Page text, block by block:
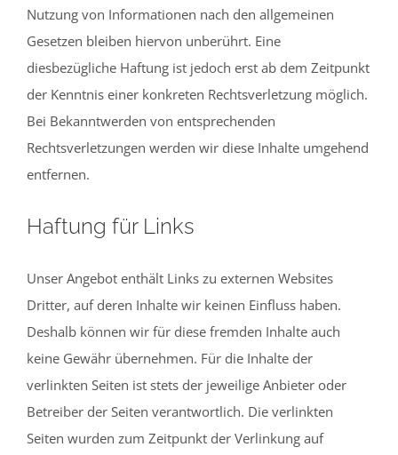
Nutzung von Informationen nach den allgemeinen
Gesetzen bleiben hiervon unberührt. Eine
diesbezügliche Haftung ist jedoch erst ab dem Zeitpunkt
der Kenntnis einer konkreten Rechtsverletzung möglich.
Bei Bekanntwerden von entsprechenden
Rechtsverletzungen werden wir diese Inhalte umgehend
entfernen.
Haftung für Links
Unser Angebot enthält Links zu externen Websites
Dritter, auf deren Inhalte wir keinen Einfluss haben.
Deshalb können wir für diese fremden Inhalte auch
keine Gewähr übernehmen. Für die Inhalte der
verlinkten Seiten ist stets der jeweilige Anbieter oder
Betreiber der Seiten verantwortlich. Die verlinkten
Seiten wurden zum Zeitpunkt der Verlinkung auf